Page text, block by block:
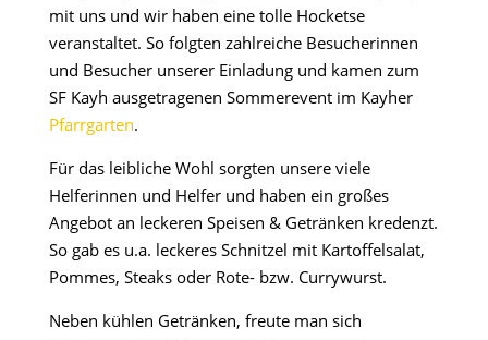
mit uns und wir haben eine tolle Hocketse
veranstaltet. So folgten zahlreiche Besucherinnen
und Besucher unserer Einladung und kamen zum
SF Kayh ausgetragenen Sommerevent im Kayher
Pfarrgarten.
Für das leibliche Wohl sorgten unsere viele
Helferinnen und Helfer und haben ein großes
Angebot an leckeren Speisen & Getränken kredenzt.
So gab es u.a. leckeres Schnitzel mit Kartoffelsalat,
Pommes, Steaks oder Rote- bzw. Currywurst.
Neben kühlen Getränken, freute man sich